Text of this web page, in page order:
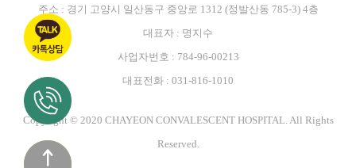
주소 : 경기 고양시 일산동구 중앙로 1312 (정발산동 785-3) 4층
대표자 : 명지수
사업자번호 : 784-96-00213
대표전화 : 031-816-1010
Copyright © 2020 CHAYEON CONVALESCENT HOSPITAL. All Rights
Reserved.